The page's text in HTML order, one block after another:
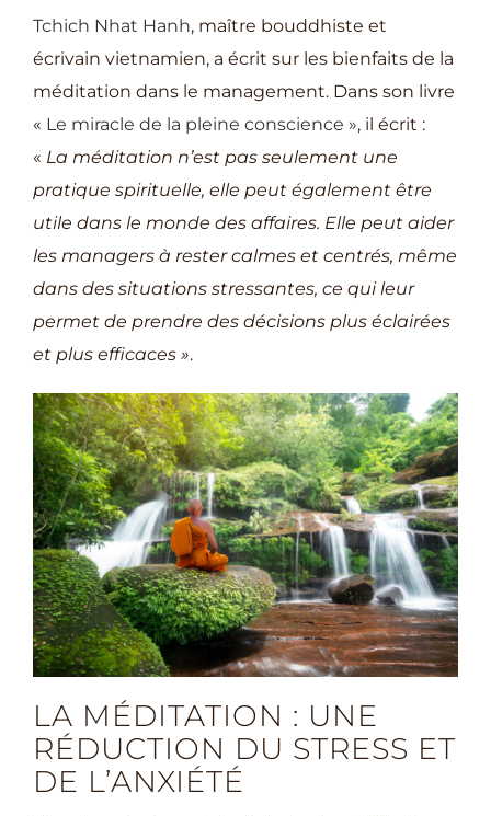
Tchich Nhat Hanh, maître bouddhiste et
écrivain vietnamien, a écrit sur les bienfaits de la
méditation dans le management. Dans son livre
« Le miracle de la pleine conscience », il écrit :
« La méditation n’est pas seulement une
pratique spirituelle, elle peut également être
utile dans le monde des affaires. Elle peut aider
les managers à rester calmes et centrés, même
dans des situations stressantes, ce qui leur
permet de prendre des décisions plus éclairées
et plus efficaces ».
LA MÉDITATION : UNE
RÉDUCTION DU STRESS ET
DE L’ANXIÉTÉ